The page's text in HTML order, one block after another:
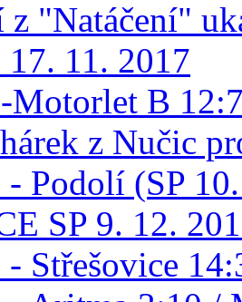
z "Natáčení"
11. 2017
Motorlet B
z Nučic
- Podolí (SP
SP 9. 12.
Střešovice